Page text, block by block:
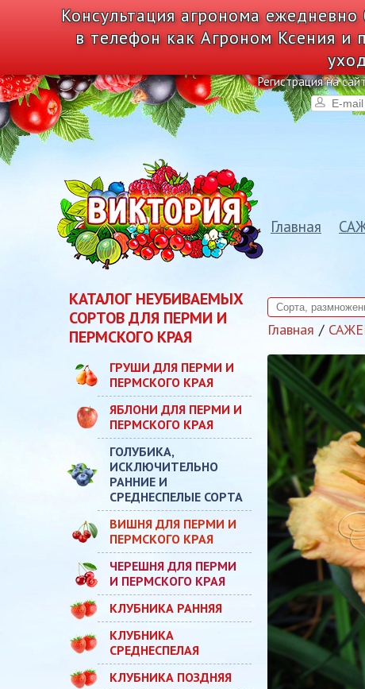
Консультация агронома
в телефон как Агроном Ксения
Регистрация на
Главная
КАТАЛОГ НЕУБИВАЕМЫХ
СОРТОВ ДЛЯ ПЕРМИ И
ПЕРМСКОГО КРАЯ
ГРУШИ ДЛЯ ПЕРМИ И
ПЕРМСКОГО КРАЯ
ЯБЛОНИ ДЛЯ ПЕРМИ И
ПЕРМСКОГО КРАЯ
ГОЛУБИКА,
ИСКЛЮЧИТЕЛЬНО
РАННИЕ И
СРЕДНЕСПЕЛЫЕ СОРТА
ВИШНЯ ДЛЯ ПЕРМИ И
ПЕРМСКОГО КРАЯ
ЧЕРЕШНЯ ДЛЯ ПЕРМИ
И ПЕРМСКОГО КРАЯ
КЛУБНИКА РАННЯЯ
КЛУБНИКА
СРЕДНЕСПЕЛАЯ
КЛУБНИКА ПОЗДНЯЯ
Главная